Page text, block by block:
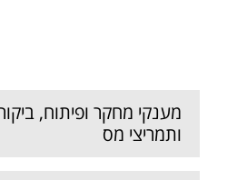
מענקי מחקר ופיתוח,
ותמריצי מס